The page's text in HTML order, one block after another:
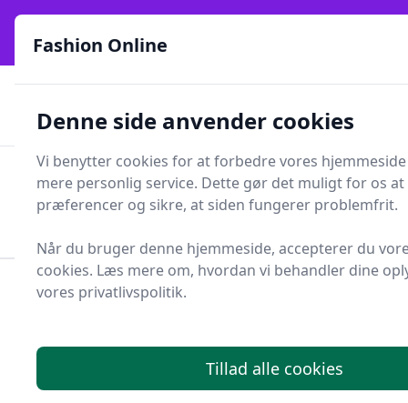
Fashion Online - Din genvej til stil, trends og smarte fund
online siden 2017
Lynhurtig levering ⭐⭐⭐⭐⭐✨981 forskellige produkttyper
Fashion Online
Søg
Forside Tøj og Accessories
Top 2 bedste regnkraver
Fashion Online
Denne side anvender cookies
Vi benytter cookies for at forbedre vores
mere personlig service. Dette gør det muligt for os
præferencer og sikre, at siden fungerer problemfrit.
Når du bruger denne hjemmeside, accepterer du
cookies. Læs mere om, hvordan vi behandler dine
vores privatlivspolitik.
Tillad alle cookies